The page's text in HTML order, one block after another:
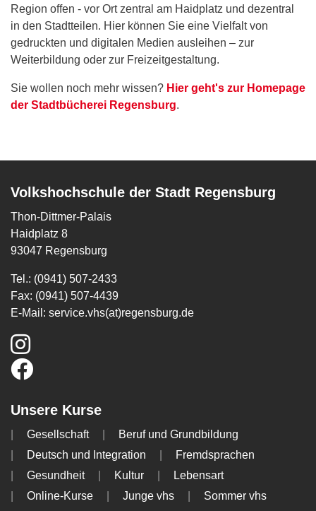
Region offen - vor Ort zentral am Haidplatz und dezentral
in den Stadtteilen. Hier können Sie eine Vielfalt von
gedruckten und digitalen Medien ausleihen – zur
Weiterbildung oder zur Freizeitgestaltung.
Sie wollen noch mehr wissen? Hier geht's zur Homepage
der Stadtbücherei Regensburg.
Volkshochschule der Stadt Regensburg
Thon-Dittmer-Palais
Haidplatz 8
93047 Regensburg
Tel.: (0941) 507-2433
Fax: (0941) 507-4439
E-Mail: service.vhs(at)regensburg.de
Unsere Kurse
Gesellschaft
Beruf und Grundbildung
Deutsch und Integration
Fremdsprachen
Gesundheit
Kultur
Lebensart
Online-Kurse
Junge vhs Sommer vhs